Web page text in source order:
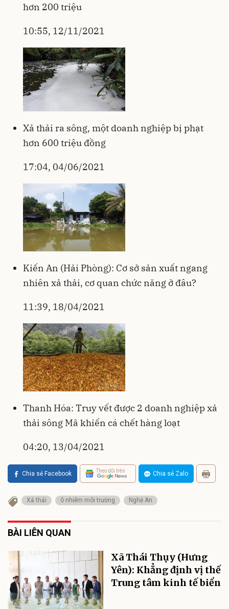
hơn 200 triệu
10:55, 12/11/2021
Xả thải ra sông, một doanh nghiệp bị phạt
hơn 600 triệu đồng
17:04, 04/06/2021
Kiến An (Hải Phòng): Cơ sở sản xuất ngang
nhiên xả thải, cơ quan chức năng ở đâu?
11:39, 18/04/2021
Thanh Hóa: Truy vết được 2 doanh nghiệp xả
thải sông Mã khiến cá chết hàng loạt
04:20, 13/04/2021
Chia sẻ Facebook Theo dõi trên Chia sẻ Zalo
Xả thải ô nhiễm môi trường Nghệ An
BÀI LIÊN QUAN
Xã Thái Thụy (Hưng
Yên): Khẳng định vị thế
Trung tâm kinh tế biển